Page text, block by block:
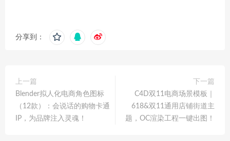
分享到：
上一篇
Blender拟人化电商角色图标
（12款）：会说话的购物卡通
IP，为品牌注入灵魂！
下一篇
C4D双11电商场景模板｜
618&双11通用店铺街道主
题，OC渲染工程一键出图！